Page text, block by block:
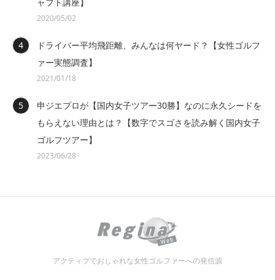
2020/05/02
ドライバー平均飛距離、みんなは何ヤード？【女性ゴルフ
ァー実態調査】
2021/01/18
申ジエプロが【国内女子ツアー30勝】なのに永久シードを
もらえない理由とは？【数字でスゴさを読み解く国内女子
ゴルフツアー】
2023/06/28
アクティブでおしゃれな女性ゴルファーへの発信源